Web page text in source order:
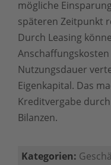
mögliche
späteren Zeitpunkt
Durch Leasing
Nutzungsdauer
Eigenkapital. Das
Kreditvergabe
Bilanzen.
Kategorien: